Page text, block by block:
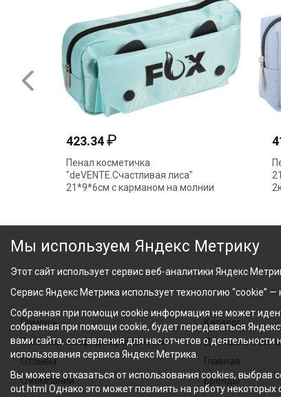
отд на молнии 7020670
Пенал косметичка
23*9,5*7см молния 2
черный 7025680
Помощь
Политика конфиденциальности
Отзывы
О компании
Каталог
Доставка и
Главная
Бренды
Мы используем Яндекс Метрику
Этот сайт использует сервис веб-аналитики Яндекс
Сервис Яндекс Метрика использует технологию “cookie”
Собранная при помощи cookie информация не может
собранная при помощи cookie, будет передаваться
вами сайта, составления для нас отчетов о
использования сервиса Яндекс Метрика.
Вы можете отказаться от использования cookies,
out.html Однако это может повлиять на работу некоторых